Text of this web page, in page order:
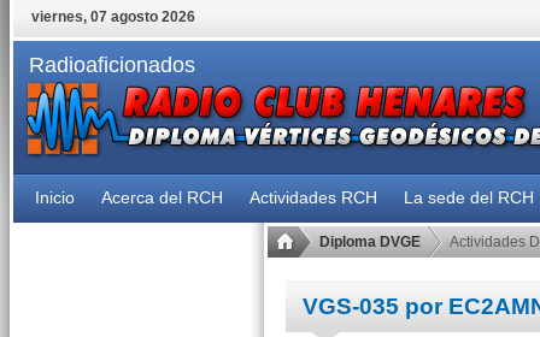
viernes, 07 agosto 2026
Radioaficionados
Inicio Acerca del RCH Actividades RCH La sede del RCH
Diploma DVGE Actividades
VGS-035 por